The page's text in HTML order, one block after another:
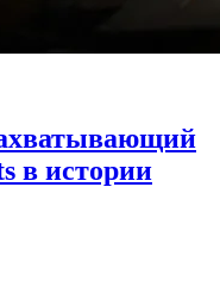
в истории